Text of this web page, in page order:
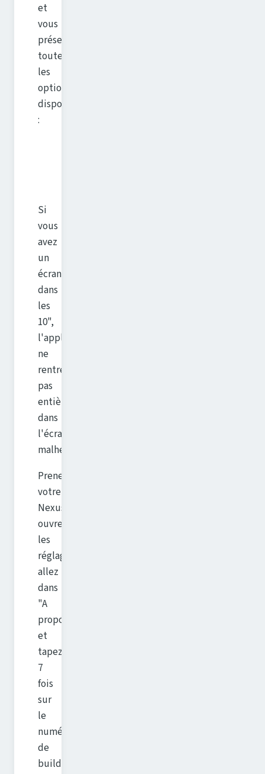
et
vous
présente
toutes
les
options
disponibles
:
Si
vous
avez
un
écran
dans
les
10",
l'application
ne
rentrera
pas
entièrement
dans
l'écran,
malheureusement.
Prenez
votre
Nexus,
ouvrez
les
réglages,
allez
dans
"A
propos"
et
tapez
7
fois
sur
le
numéro
de
build